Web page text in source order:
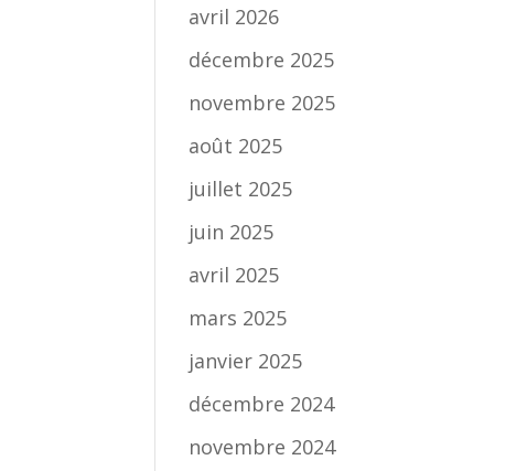
avril 2026
décembre 2025
novembre 2025
août 2025
juillet 2025
juin 2025
avril 2025
mars 2025
janvier 2025
décembre 2024
novembre 2024